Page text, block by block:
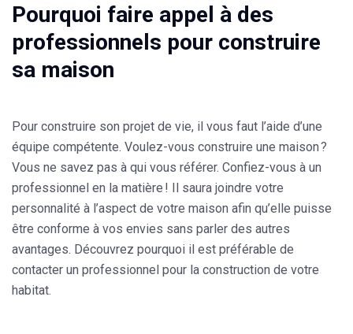
Pourquoi faire appel à des
professionnels pour construire
sa maison
Pour construire son projet de vie, il vous faut l’aide d’une
équipe compétente. Voulez-vous construire une maison ?
Vous ne savez pas à qui vous référer. Confiez-vous à un
professionnel en la matière ! Il saura joindre votre
personnalité à l’aspect de votre maison afin qu’elle puisse
être conforme à vos envies sans parler des autres
avantages. Découvrez pourquoi il est préférable de
contacter un professionnel pour la construction de votre
habitat.